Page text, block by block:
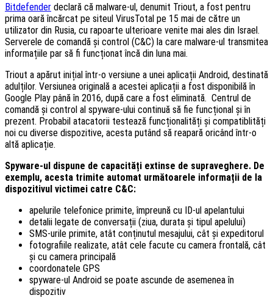
Bitdefender declară că malware-ul, denumit Triout, a fost pentru
prima oară încărcat pe siteul VirusTotal pe 15 mai de către un
utilizator din Rusia, cu rapoarte ulterioare venite mai ales din Israel.
Serverele de comandă și control (C&C) la care malware-ul transmitea
informațiile par să fi funcționat încă din luna mai.
Triout a apărut inițial într-o versiune a unei aplicații Android, destinată
adulților. Versiunea originală a acestei aplicații a fost disponibilă în
Google Play până în 2016, după care a fost eliminată. Centrul de
comandă și control al spyware-ului continuă să fie funcțional și în
prezent. Probabil atacatorii testează funcționalități și compatiblități
noi cu diverse dispozitive, acesta putând să reapară oricând într-o
altă aplicație.
Spyware-ul dispune de capacități extinse de supraveghere. De
exemplu, acesta trimite automat următoarele informații de la
dispozitivul victimei catre C&C:
apelurile telefonice primite, împreună cu ID-ul apelantului
detalii legate de conversații (ziua, durata și tipul apelului)
SMS-urile primite, atât conținutul mesajului, cât și expeditorul
fotografiile realizate, atât cele facute cu camera frontală, cât
și cu camera principală
coordonatele GPS
spyware-ul Android se poate ascunde de asemenea în
dispozitiv